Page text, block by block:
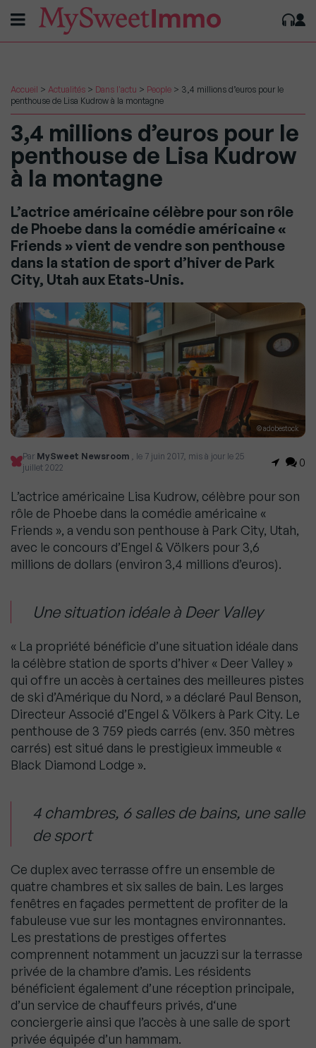
Accueil > Actualités > Dans l'actu > People > 3,4 millions d’euros pour le
penthouse de Lisa Kudrow à la montagne
3,4 millions d’euros pour le
penthouse de Lisa Kudrow
à la montagne
L’actrice américaine célèbre pour son rôle
de Phoebe dans la comédie américaine «
Friends » vient de vendre son penthouse
dans la station de sport d’hiver de Park
City, Utah aux Etats-Unis.
© adobestock
Par MySweet Newsroom , le 7 juin 2017, mis à jour le 25
juillet 2022
0
L’actrice américaine Lisa Kudrow, célèbre pour son
rôle de Phoebe dans la comédie américaine «
Friends », a vendu son penthouse à Park City, Utah,
avec le concours d’Engel & Völkers pour 3,6
millions de dollars (environ 3,4 millions d’euros).
Une situation idéale à Deer Valley
« La propriété bénéficie d’une situation idéale dans
la célèbre station de sports d’hiver « Deer Valley »
qui offre un accès à certaines des meilleures pistes
de ski d’Amérique du Nord, » a déclaré Paul Benson,
Directeur Associé d’Engel & Völkers à Park City. Le
penthouse de 3 759 pieds carrés (env. 350 mètres
carrés) est situé dans le prestigieux immeuble «
Black Diamond Lodge ».
4 chambres, 6 salles de bains, une salle
de sport
Ce duplex avec terrasse offre un ensemble de
quatre chambres et six salles de bain. Les larges
fenêtres en façades permettent de profiter de la
fabuleuse vue sur les montagnes environnantes.
Les prestations de prestiges offertes
comprennent notamment un jacuzzi sur la terrasse
privée de la chambre d’amis. Les résidents
bénéficient également d’une réception principale,
d’un service de chauffeurs privés, d‘une
conciergerie ainsi que l’accès à une salle de sport
privée équipée d’un hammam.